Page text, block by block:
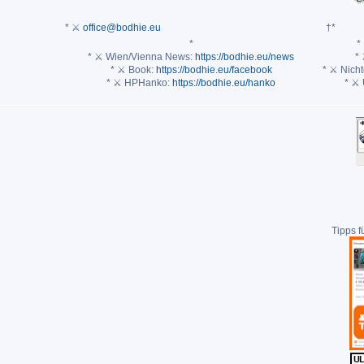
* ⚔ office@bodhie.eu
†*
*
*
* ⚔ Wien/Vienna News: https://bodhie.eu/news
*
* ⚔ Book: https://bodhie.eu/facebook
* ⚔
* ⚔ HPHanko: https://bodhie.eu/hanko * ⚔
Tipps